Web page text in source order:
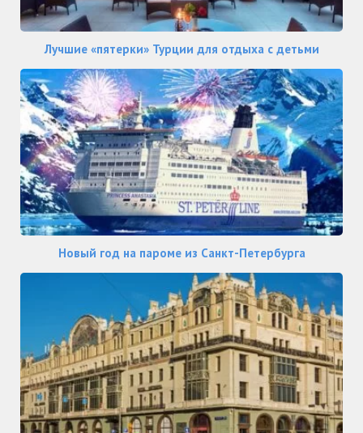
Лучшие «пятерки» Турции для отдыха с детьми
Новый год на пароме из Санкт-Петербурга